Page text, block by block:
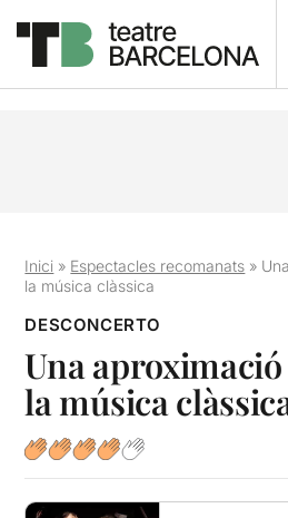
Inici » Espectacles recomanats »
la música clàssica
DESCONCERTO
Una
la música